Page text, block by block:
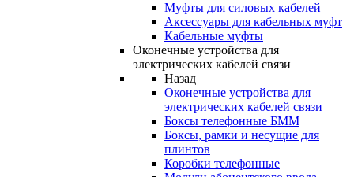
Муфты для силовых кабелей
Аксессуары для кабельных муфт
Кабельные муфты
Оконечные устройства для
электрических кабелей связи
Назад
Оконечные устройства для
электрических кабелей связи
Боксы телефонные БММ
Боксы, рамки и несущие для
плинтов
Коробки телефонные